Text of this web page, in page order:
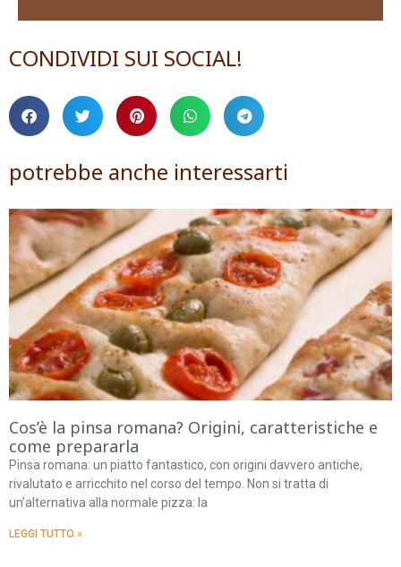
CONDIVIDI SUI SOCIAL!
potrebbe anche interessarti
Cos’è la pinsa romana? Origini, caratteristiche e
come prepararla
Pinsa romana: un piatto fantastico, con origini davvero antiche,
rivalutato e arricchito nel corso del tempo. Non si tratta di
un’alternativa alla normale pizza: la
LEGGI TUTTO »